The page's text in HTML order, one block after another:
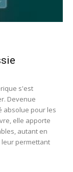
s'est
Devenue
absolue pour les
elle apporte
autant en
permettant